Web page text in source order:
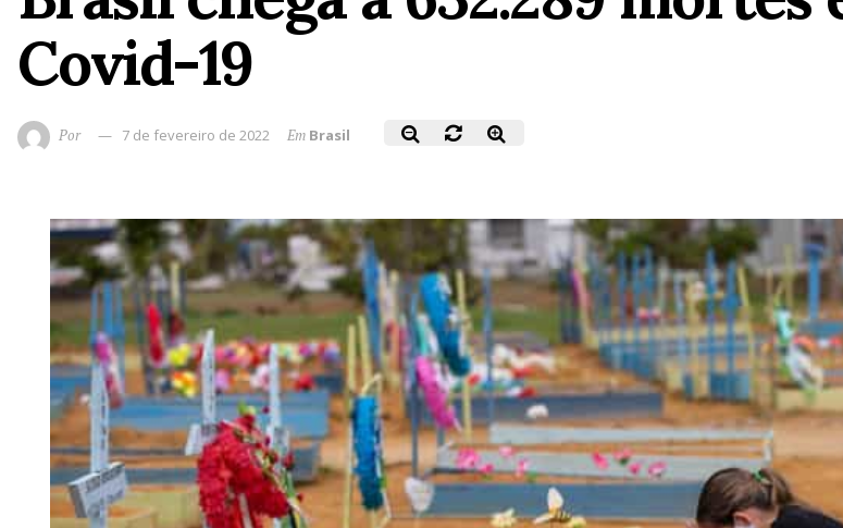
Covid-19
Por 7 de fevereiro de 2022 Em Brasil